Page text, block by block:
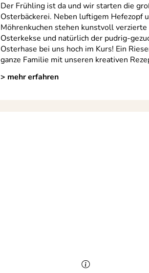
Der Frühling ist da und wir starten die
Osterbäckerei. Neben luftigem Hefezopf
Möhrenkuchen stehen kunstvoll verzierte
Osterkekse und natürlich der pudrig-
Osterhase bei uns hoch im Kurs! Ein
ganze Familie mit unseren kreativen
> mehr erfahren